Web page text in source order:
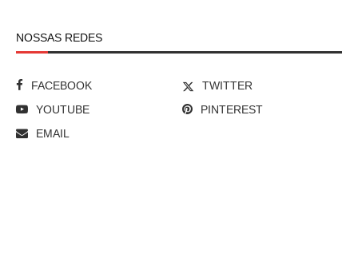
NOSSAS REDES
FACEBOOK
TWITTER
YOUTUBE
PINTEREST
EMAIL